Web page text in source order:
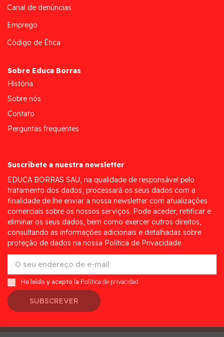
Canal de denúncias
Emprego
Código de Ética
Sobre Educa Borras
História
Sobre nós
Contato
Perguntas frequentes
Suscríbete a nuestra newsletter
EDUCA BORRAS SAU, na qualidade de responsável pelo
tratamento dos dados, processará os seus dados com a
finalidade de lhe enviar a nossa newsletter com atualizações
comerciais sobre os nossos serviços. Pode aceder, retificar e
eliminar os seus dados, bem como exercer outros direitos,
consultando as informações adicionais e detalhadas sobre
proteção de dados na nossa Política de Privacidade.
He leído y acepto la Política de privacidad
SUBSCREVER